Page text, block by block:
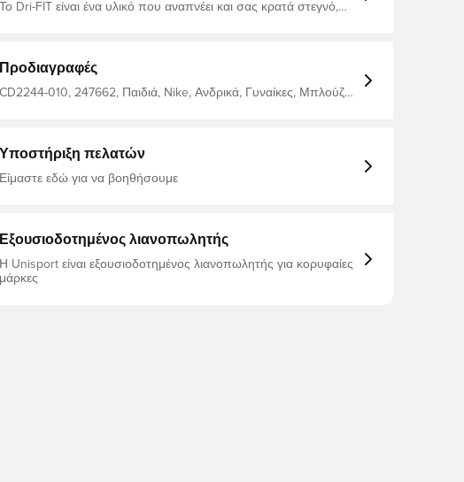
Το Dri-FIT είναι ένα υλικό που αναπνέει και σας κρατά στεγνό,
Προδιαγραφές
CD2244-010, 247662, Παιδιά, Nike, Ανδρικά, Γυναίκες, Μπλούζες
Υποστήριξη πελατών
Είμαστε εδώ για να βοηθήσουμε
Εξουσιοδοτημένος λιανοπωλητής
Η Unisport είναι εξουσιοδοτημένος λιανοπωλητής για κορυφαίες
μάρκες